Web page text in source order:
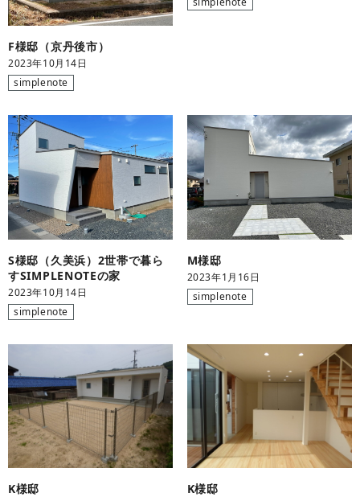
F様邸（京丹後市）
2023年10月14日
simplenote
S様邸（久美浜）2世帯で暮ら
すSIMPLENOTEの家
2023年10月14日
simplenote
M様邸
2023年1月16日
simplenote
K様邸 K様邸